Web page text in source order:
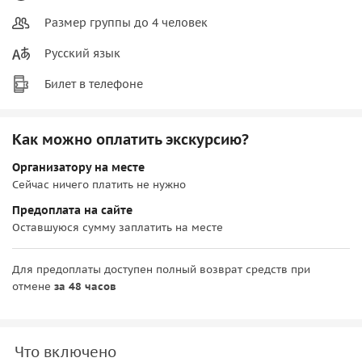
Размер группы до 4 человек
Русский язык
Билет в телефоне
Как можно оплатить экскурсию?
Организатору на месте
Сейчас ничего платить не нужно
Предоплата на сайте
Оставшуюся сумму заплатить на месте
Для предоплаты доступен полный возврат средств при
отмене за 48 часов
Что включено